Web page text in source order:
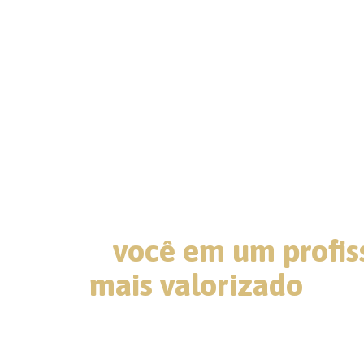
você em um
mais valorizado